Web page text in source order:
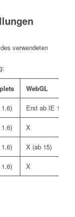
verwendeten
WebGL
Erst ab IE 11
X
X (ab 15)
X